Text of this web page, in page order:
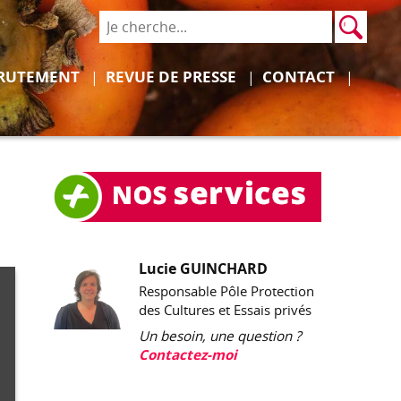
DéplierREVUE DE PRESSE Déplier
CONTACT
Lucie GUINCHARD
Responsable Pôle Protection
des Cultures et Essais privés
Un besoin, une question ?
Contactez-moi